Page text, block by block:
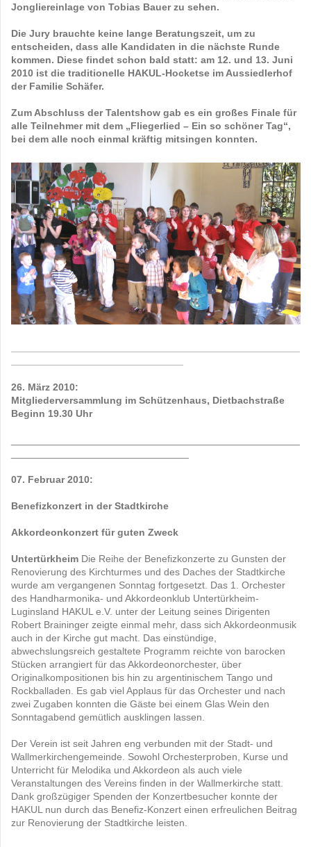
Jongliereinlage von Tobias Bauer zu sehen.
Die Jury brauchte keine lange Beratungszeit, um zu
entscheiden, dass alle Kandidaten in die nächste Runde
kommen. Diese findet schon bald statt: am 12. und 13. Juni
2010 ist die traditionelle HAKUL-Hocketse im Aussiedlerhof
der Familie Schäfer.
Zum Abschluss der Talentshow gab es ein großes Finale für
alle Teilnehmer mit dem „Fliegerlied – Ein so schöner Tag“,
bei dem alle noch einmal kräftig mitsingen konnten.
26. März 2010:
Mitgliederversammlung im Schützenhaus, Dietbachstraße
Beginn 19.30 Uhr
07. Februar 2010:
Benefizkonzert in der Stadtkirche
Akkordeonkonzert für guten Zweck
Untertürkheim Die Reihe der Benefizkonzerte zu Gunsten der
Renovierung des Kirchturmes und des Daches der Stadtkirche
wurde am vergangenen Sonntag fortgesetzt. Das 1. Orchester
des Handharmonika- und Akkordeonklub Untertürkheim-
Luginsland HAKUL e.V. unter der Leitung seines Dirigenten
Robert Braininger zeigte einmal mehr, dass sich Akkordeonmusik
auch in der Kirche gut macht. Das einstündige,
abwechslungsreich gestaltete Programm reichte von barocken
Stücken arrangiert für das Akkordeonorchester, über
Originalkompositionen bis hin zu argentinischem Tango und
Rockballaden. Es gab viel Applaus für das Orchester und nach
zwei Zugaben konnten die Gäste bei einem Glas Wein den
Sonntagabend gemütlich ausklingen lassen.
Der Verein ist seit Jahren eng verbunden mit der Stadt- und
Wallmerkirchengemeinde. Sowohl Orchesterproben, Kurse und
Unterricht für Melodika und Akkordeon als auch viele
Veranstaltungen des Vereins finden in der Wallmerkirche statt.
Dank großzügiger Spenden der Konzertbesucher konnte der
HAKUL nun durch das Benefiz-Konzert einen erfreulichen Beitrag
zur Renovierung der Stadtkirche leisten.